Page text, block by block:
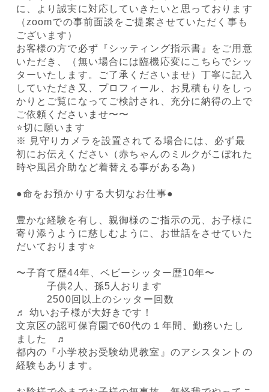
に、より誠実に対応していきたいと思っております
（zoomでの事前面談をご提案させていただく事も
ございます）
お客様の方で必ず『シッティング指示書』をご用意
いただき、（無い場合には臨機応変にこちらでシッ
ターいたします。ご了承くださいませ）丁寧に記入
していただき又、プロフィール、お見積もりをしっ
かりとご覧になってご検討され、充分に納得の上で
ご依頼くださいませ〜〜
⭐️切に願います
※ 見守りカメラを設置されてる場合には、必ず最
初にお伝えください（赤ちゃんのミルクがこぼれた
時や風呂介助など着替える事がある為）
●命をお預かりする大切なお仕事●
豊かな経験を有し、親御様のご指示の元、お子様に
寄り添うように慈しむように、お世話をさせていた
だいております⭐️
〜子育て歴44年、ベビーシッター歴10年〜
子供2人、孫5人おります
2500回以上のシッター回数
♬ 幼いお子様が大好きです！
文京区の認可保育園で60代の１年間、勤務いたし
ました ♬
都内の『小学校お受験幼児教室』のアシスタントの
経験もあります。